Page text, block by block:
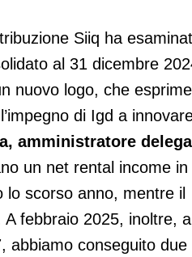
Siiq ha
al 31 dicembre
nuovo logo, che esprime
di Igd a
amministratore
un net rental income in
lo scorso anno, mentre il
febbraio 2025, inoltre, a
abbiamo conseguito due